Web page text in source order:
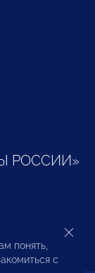
РОССИИ»
и
понять,
с